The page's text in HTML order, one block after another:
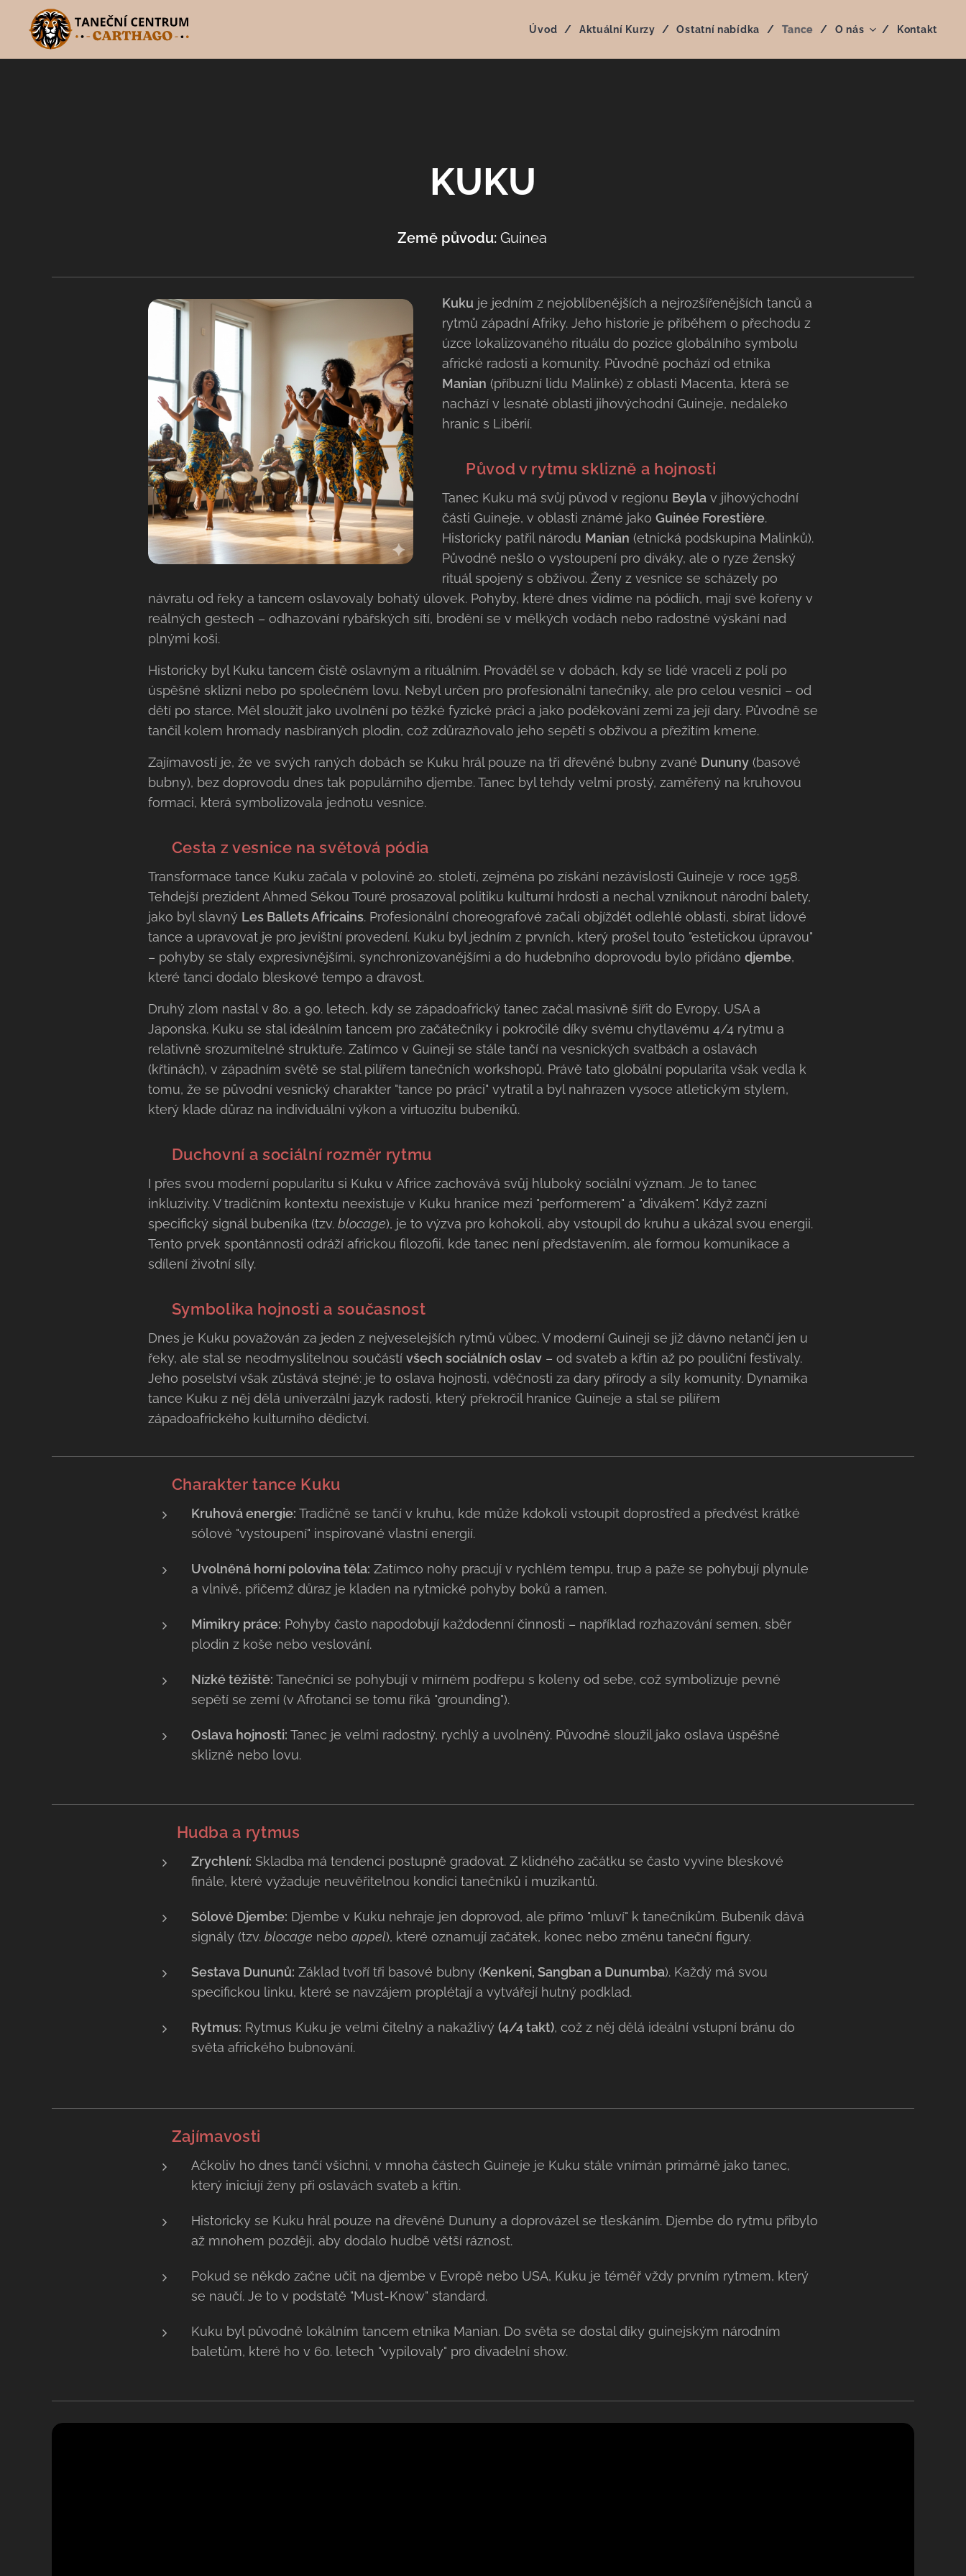
Úvod Aktuální Kurzy Ostatní nabídka Tance O nás Kontakt
KUKU
Země původu:Guinea
Kuku je jedním z nejoblíbenějších a nejrozšířenějších tanců a
rytmů západní Afriky. Jeho historie je příběhem o přechodu z
úzce lokalizovaného rituálu do pozice globálního symbolu
africké radosti a komunity. Původně pochází od etnika
Manian (příbuzní lidu Malinké) z oblasti Macenta, která se
nachází v lesnaté oblasti jihovýchodní Guineje, nedaleko
hranic s Libérií.
Původ v rytmu sklizně a hojnosti
Tanec Kuku má svůj původ v regionu Beylav jihovýchodní
části Guineje, v oblasti známé jako Guinée Forestière.
Historicky patřil národu Manian (etnická podskupina Malinků).
Původně nešlo o vystoupení pro diváky, ale o ryze ženský
rituál spojený s obživou. Ženy z vesnice se scházely po
návratu od řeky a tancem oslavovaly bohatý úlovek. Pohyby, které dnes vidíme na pódiích, mají své kořeny v
reálných gestech – odhazování rybářských sítí, brodění se v mělkých vodách nebo radostné výskání nad
plnými koši.
Historicky byl Kuku tancem čistě oslavným a rituálním. Prováděl se v dobách, kdy se lidé vraceli z polí po
úspěšné sklizni nebo po společném lovu. Nebyl určen pro profesionální tanečníky, ale pro celou vesnici – od
dětí po starce. Měl sloužit jako uvolnění po těžké fyzické práci a jako poděkování zemi za její dary. Původně se
tančil kolem hromady nasbíraných plodin, což zdůrazňovalo jeho sepětí s obživou a přežitím kmene.
Zajímavostí je, že ve svých raných dobách se Kuku hrál pouze na tři dřevěné bubny zvané Dununy(basové
bubny), bez doprovodu dnes tak populárního djembe. Tanec byl tehdy velmi prostý, zaměřený na kruhovou
formaci, která symbolizovala jednotu vesnice.
🎭 Cesta z vesnice na světová pódia
Transformace tance Kuku začala v polovině 20. století, zejména po získání nezávislosti Guineje v roce 1958.
Tehdejší prezident Ahmed Sékou Touré prosazoval politiku kulturní hrdosti a nechal vzniknout národní balety,
jako byl slavný Les Ballets Africains. Profesionální choreografové začali objíždět odlehlé oblasti, sbírat lidové
tance a upravovat je pro jevištní provedení. Kuku byl jedním z prvních, který prošel touto "estetickou úpravou"
– pohyby se staly expresivnějšími, synchronizovanějšími a do hudebního doprovodu bylo přidáno djembe,
které tanci dodalo bleskové tempo a dravost.
Druhý zlom nastal v 80. a 90. letech, kdy se západoafrický tanec začal masivně šířit do Evropy, USA a
Japonska. Kuku se stal ideálním tancem pro začátečníky i pokročilé díky svému chytlavému 4/4 rytmu a
relativně srozumitelné struktuře. Zatímco v Guineji se stále tančí na vesnických svatbách a oslavách
(křtinách), v západním světě se stal pilířem tanečních workshopů. Právě tato globální popularita však vedla k
tomu, že se původní vesnický charakter "tance po práci" vytratil a byl nahrazen vysoce atletickým stylem,
který klade důraz na individuální výkon a virtuozitu bubeníků.
🥁 Duchovní a sociální rozměr rytmu
I přes svou moderní popularitu si Kuku v Africe zachovává svůj hluboký sociální význam. Je to tanec
inkluzivity. V tradičním kontextu neexistuje v Kuku hranice mezi "performerem" a "divákem". Když zazní
specifický signál bubeníka (tzv. blocage), je to výzva pro kohokoli, aby vstoupil do kruhu a ukázal svou energii.
Tento prvek spontánnosti odráží africkou filozofii, kde tanec není představením, ale formou komunikace a
sdílení životní síly.
✨ Symbolika hojnosti a současnost
Dnes je Kuku považován za jeden z nejveselejších rytmů vůbec. V moderní Guineji se již dávno netančí jen u
řeky, ale stal se neodmyslitelnou součástí všech sociálních oslav– od svateb a křtin až po pouliční festivaly.
Jeho poselství však zůstává stejné: je to oslava hojnosti, vděčnosti za dary přírody a síly komunity. Dynamika
tance Kuku z něj dělá univerzální jazyk radosti, který překročil hranice Guineje a stal se pilířem
západoafrického kulturního dědictví.
💃 Charakter tance Kuku
Kruhová energie: Tradičně se tančí v kruhu, kde může kdokoli vstoupit doprostřed a předvést krátké
sólové "vystoupení" inspirované vlastní energií.
Uvolněná horní polovina těla: Zatímco nohy pracují v rychlém tempu, trup a paže se pohybují plynule
a vlnivě, přičemž důraz je kladen na rytmické pohyby boků a ramen.
Mimikry práce: Pohyby často napodobují každodenní činnosti – například rozhazování semen, sběr
plodin z koše nebo veslování.
Nízké těžiště: Tanečníci se pohybují v mírném podřepu s koleny od sebe, což symbolizuje pevné
sepětí se zemí (v Afrotanci se tomu říká "grounding").
Oslava hojnosti: Tanec je velmi radostný, rychlý a uvolněný. Původně sloužil jako oslava úspěšné
sklizně nebo lovu.
Hudba a rytmus
Zrychlení: Skladba má tendenci postupně gradovat. Z klidného začátku se často vyvine bleskové
finále, které vyžaduje neuvěřitelnou kondici tanečníků i muzikantů.
Sólové Djembe: Djembe v Kuku nehraje jen doprovod, ale přímo "mluví" k tanečníkům. Bubeník dává
signály (tzv. blocage nebo appel), které oznamují začátek, konec nebo změnu taneční figury.
Sestava Dununů: Základ tvoří tři basové bubny (Kenkeni, Sangban a Dunumba). Každý má svou
specifickou linku, které se navzájem proplétají a vytvářejí hutný podklad.
Rytmus: Rytmus Kuku je velmi čitelný a nakažlivý (4/4 takt), což z něj dělá ideální vstupní bránu do
světa afrického bubnování.
💡 Zajímavosti
Ačkoliv ho dnes tančí všichni, v mnoha částech Guineje je Kuku stále vnímán primárně jako tanec,
který iniciují ženy při oslavách svateb a křtin.
Historicky se Kuku hrál pouze na dřevěné Dununy a doprovázel se tleskáním. Djembe do rytmu přibylo
až mnohem později, aby dodalo hudbě větší ráznost.
Pokud se někdo začne učit na djembe v Evropě nebo USA, Kuku je téměř vždy prvním rytmem, který
se naučí. Je to v podstatě "Must-Know" standard.
Kuku byl původně lokálním tancem etnika Manian. Do světa se dostal díky guinejským národním
baletům, které ho v 60. letech "vypilovaly" pro divadelní show.